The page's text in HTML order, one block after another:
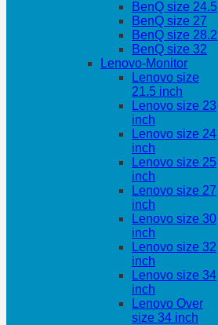
BenQ size 24.5
BenQ size 27
BenQ size 28.2
BenQ size 32
Lenovo-Monitor
Lenovo size
21.5 inch
Lenovo size 23
inch
Lenovo size 24
inch
Lenovo size 25
inch
Lenovo size 27
inch
Lenovo size 30
inch
Lenovo size 32
inch
Lenovo size 34
inch
Lenovo Over
size 34 inch